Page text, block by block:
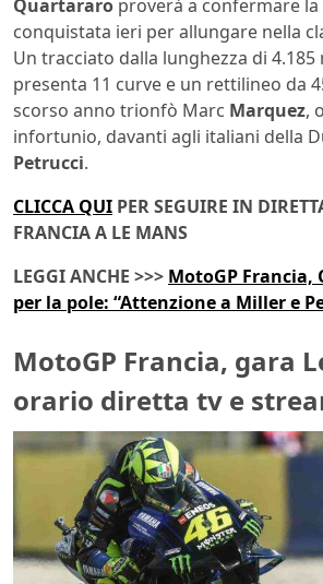
Quartararo proverà a confermare
conquistata ieri per allungare nella
Un tracciato dalla lunghezza di 4.185
presenta 11 curve e un rettilineo da
scorso anno trionfò Marc Marquez,
infortunio, davanti agli italiani della
Petrucci.
CLICCA QUI PER SEGUIRE IN
FRANCIA A LE MANS
LEGGI ANCHE >>> MotoGP
per la pole: “Attenzione a Miller e
MotoGP Francia, gara
orario diretta tv e